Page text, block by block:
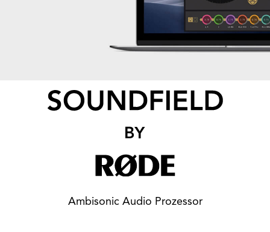
Ambisonic Audio Prozessor